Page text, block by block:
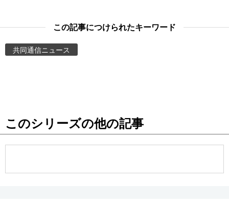
東京
この記事につけられたキーワード
共同通信ニュース
このシリーズの他の記事